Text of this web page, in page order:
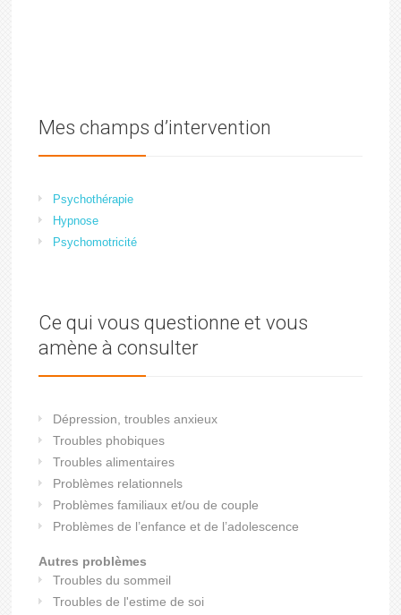
Mes champs d’intervention
Psychothérapie
Hypnose
Psychomotricité
Ce qui vous questionne et vous
amène à consulter
Dépression, troubles anxieux
Troubles phobiques
Troubles alimentaires
Problèmes relationnels
Problèmes familiaux et/ou de couple
Problèmes de l’enfance et de l’adolescence
Autres problèmes
Troubles du sommeil
Troubles de l'estime de soi